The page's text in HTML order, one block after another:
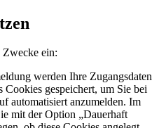
Zwecke ein:
werden Ihre Zugangsdaten
Cookies gespeichert, um Sie bei
automatisiert anzumelden. Im
mit der Option „Dauerhaft